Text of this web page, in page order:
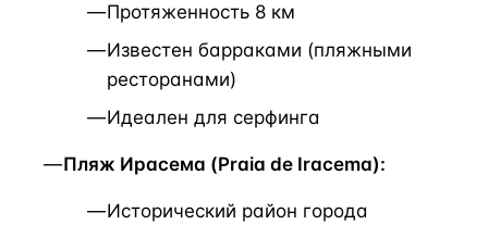
Протяженность 8 км
Известен барраками (пляжными
ресторанами)
Идеален для серфинга
Пляж Ирасема (Praia de Iracema):
Исторический район города